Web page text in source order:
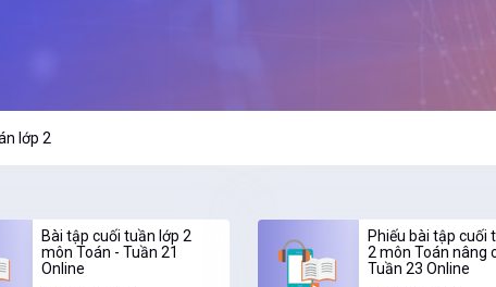
lớp 2
Bài tập cuối tuần lớp 2
môn Toán - Tuần 21
Online
Phiếu bài tập cuối
2 môn Toán nâng
Tuần 23 Online